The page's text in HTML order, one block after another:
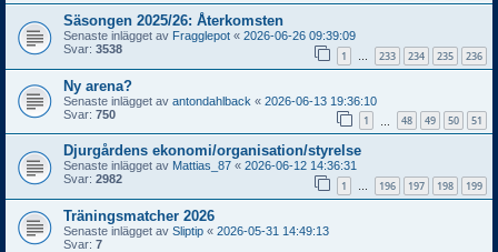
Säsongen 2025/26: Återkomsten
Senaste inlägget av Fragglepot « 2026-06-26 09:39:09
Svar: 3538 1 … 233 234 235 236
Ny arena?
Senaste inlägget av antondahlback « 2026-06-13 19:36:10
Svar: 750 1 48 49 50 51
Djurgårdens ekonomi/organisation/styrelse
Senaste inlägget av Mattias_87 « 2026-06-12 14:36:31
Svar: 2982 1 … 196 197 198 199
Träningsmatcher 2026
Senaste inlägget av Sliptip « 2026-05-31 14:49:13
Svar: 7